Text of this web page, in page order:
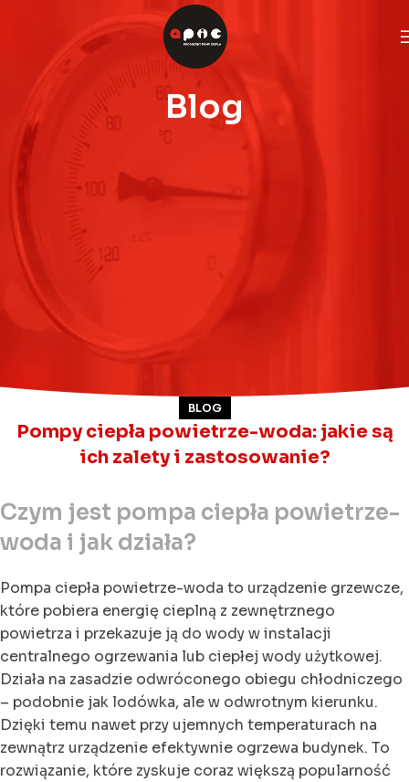
Blog
BLOG
Pompy ciepła powietrze-woda: jakie są
ich zalety i zastosowanie?
Czym jest pompa ciepła powietrze-
woda i jak działa?
Pompa ciepła powietrze-woda to urządzenie grzewcze,
które pobiera energię cieplną z zewnętrznego
powietrza i przekazuje ją do wody w instalacji
centralnego ogrzewania lub ciepłej wody użytkowej.
Działa na zasadzie odwróconego obiegu chłodniczego
– podobnie jak lodówka, ale w odwrotnym kierunku.
Dzięki temu nawet przy ujemnych temperaturach na
zewnątrz urządzenie efektywnie ogrzewa budynek. To
rozwiązanie, które zyskuje coraz większą popularność